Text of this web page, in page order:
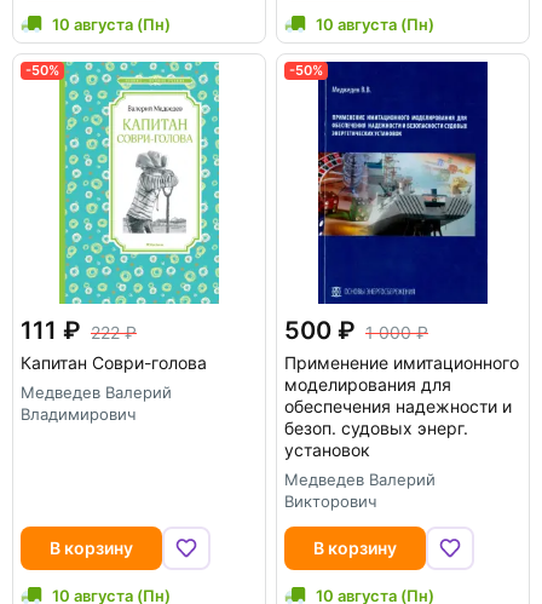
10 августа (Пн) 10 августа (Пн)
-50%
111
222
Капитан Соври-голова
Медведев Валерий
Владимирович
В корзину
10 августа (Пн)
-50%
500
1 000
Применение имитационного
моделирования для
обеспечения надежности и
безоп. судовых энерг.
установок
Медведев Валерий
Викторович
В корзину
10 августа (Пн)